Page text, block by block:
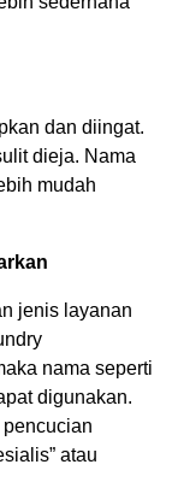
dan diingat.
dieja. Nama
mudah
jenis layanan
nama seperti
digunakan.
atau